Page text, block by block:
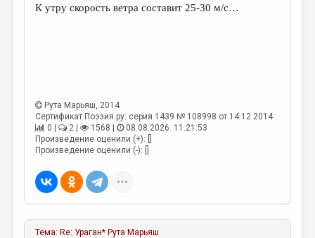
К утру скорость ветра составит 25-30 м/с…
Рута Марьяш, 2014
Сертификат Поэзия.ру: серия 1439 № 108998 от 14.12.2014
0 |
2 | 1568 |
08.08.2026. 11:21:53
Произведение оценили (+): []
Произведение оценили (-): []
Тема: Re: Ураган* Рута Марьяш